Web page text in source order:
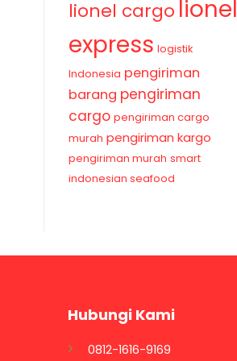
lionel cargo lionel
express logistik
Indonesia pengiriman
barang pengiriman
cargo pengiriman cargo
murah pengiriman kargo
pengiriman murah smart
indonesian seafood
Hubungi Kami
0812-1616-9169